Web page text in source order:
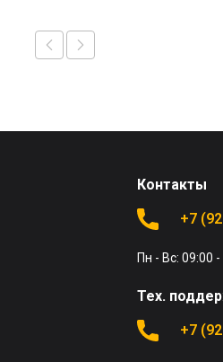
Контакты
+7
Пн - Вс: 09:00 -
Тех.
+7